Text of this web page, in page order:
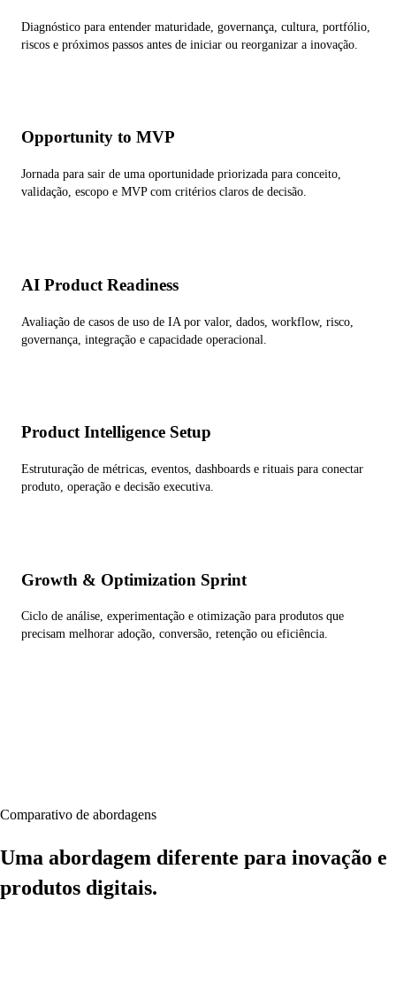
Diagnóstico para entender maturidade, governança, cultura, portfólio,
riscos e próximos passos antes de iniciar ou reorganizar a inovação.
Opportunity to MVP
Jornada para sair de uma oportunidade priorizada para conceito,
validação, escopo e MVP com critérios claros de decisão.
AI Product Readiness
Avaliação de casos de uso de IA por valor, dados, workflow, risco,
governança, integração e capacidade operacional.
Product Intelligence Setup
Estruturação de métricas, eventos, dashboards e rituais para conectar
produto, operação e decisão executiva.
Growth & Optimization Sprint
Ciclo de análise, experimentação e otimização para produtos que
precisam melhorar adoção, conversão, retenção ou eficiência.
Comparativo de abordagens
Uma abordagem diferente para inovação e
produtos digitais.